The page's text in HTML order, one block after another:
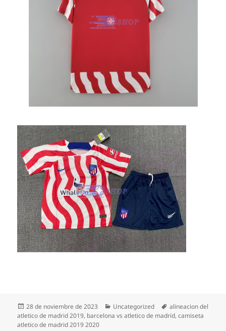
Publicado
el
28 de noviembre de 2023 Categorías
Uncategorized Etiquetas
alineacion del
atletico de madrid 2019, barcelona vs atletico de madrid,camiseta
atletico de madrid 2019 2020